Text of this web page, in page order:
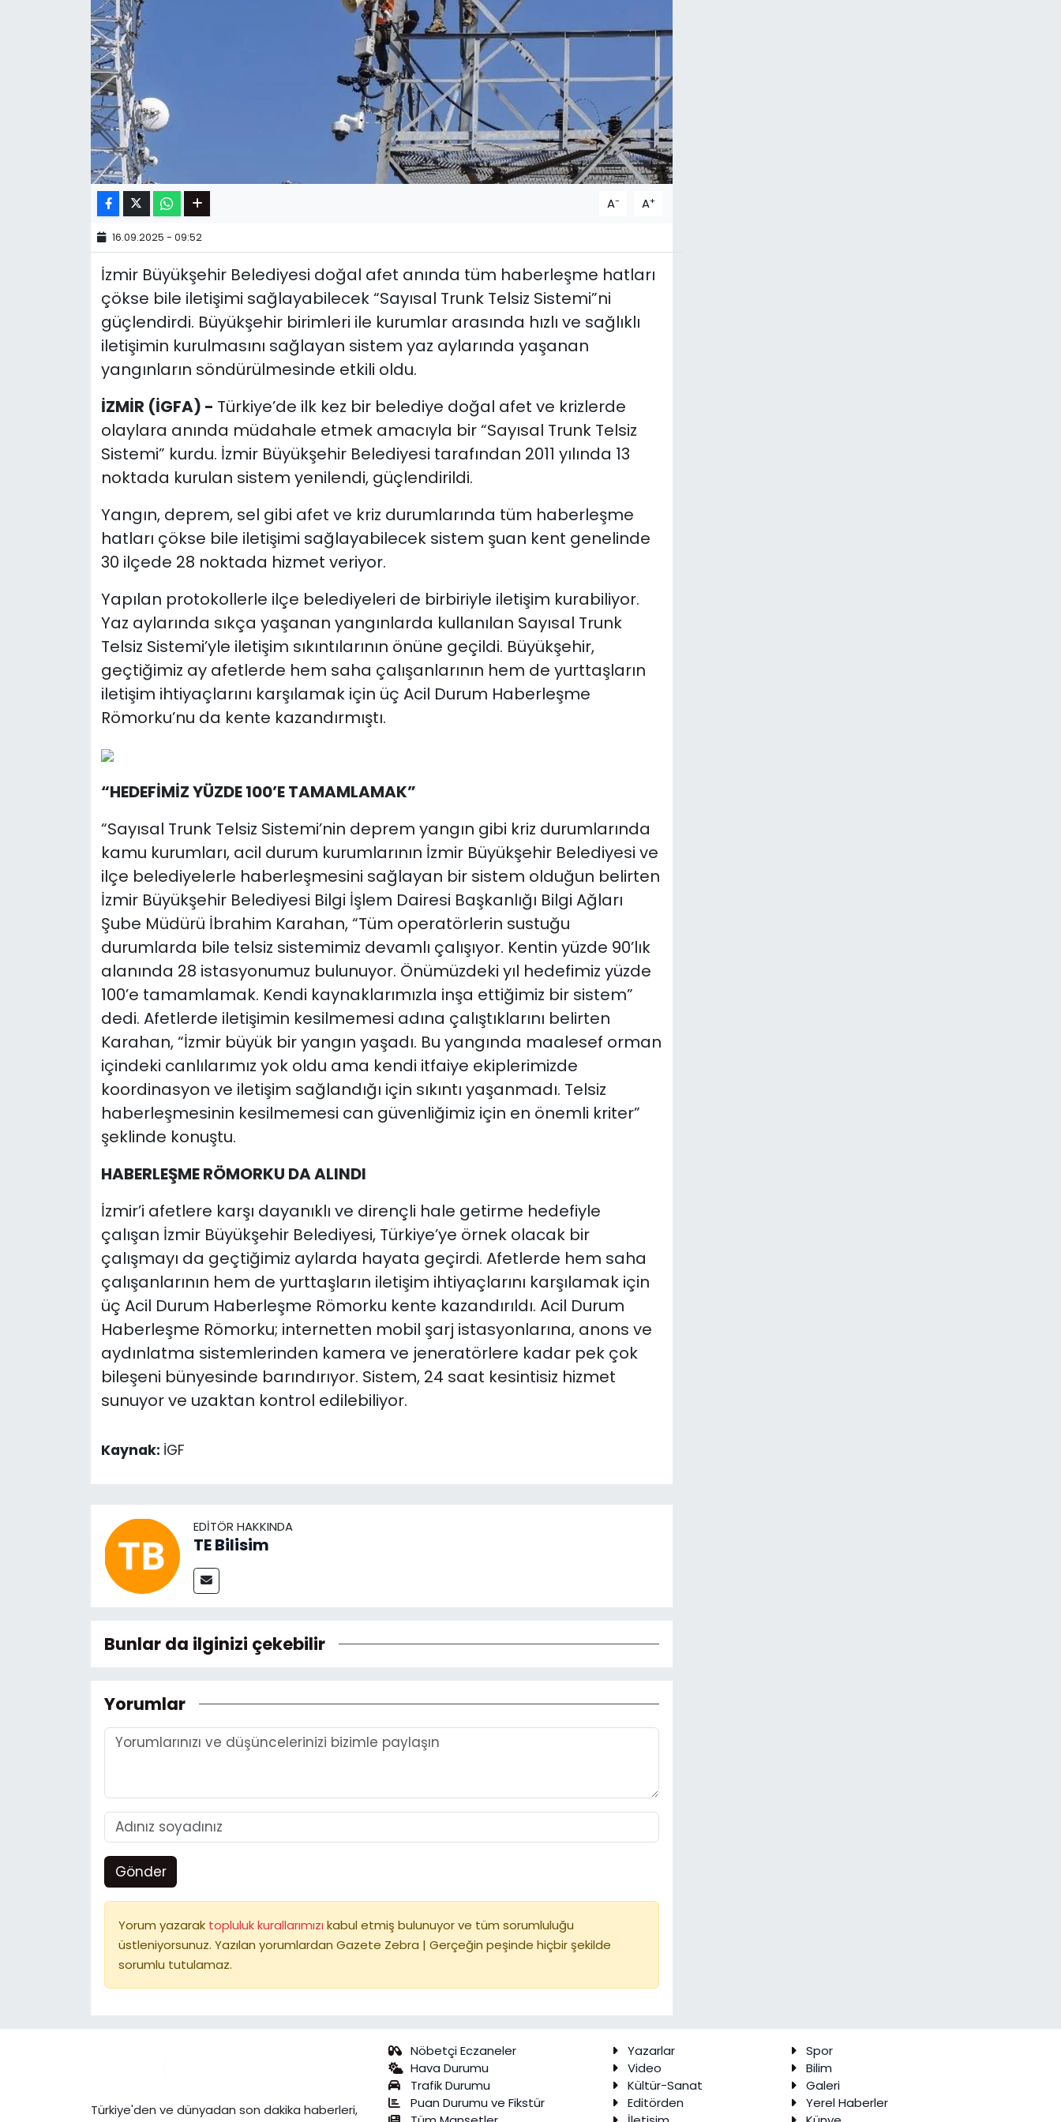
A- A+
16.09.2025 - 09:52
İzmir Büyükşehir Belediyesi doğal afet anında tüm haberleşme hatları
çökse bile iletişimi sağlayabilecek “Sayısal Trunk Telsiz Sistemi”ni
güçlendirdi. Büyükşehir birimleri ile kurumlar arasında hızlı ve sağlıklı
iletişimin kurulmasını sağlayan sistem yaz aylarında yaşanan
yangınların söndürülmesinde etkili oldu.
İZMİR (İGFA) - Türkiye’de ilk kez bir belediye doğal afet ve krizlerde
olaylara anında müdahale etmek amacıyla bir “Sayısal Trunk Telsiz
Sistemi” kurdu. İzmir Büyükşehir Belediyesi tarafından 2011 yılında 13
noktada kurulan sistem yenilendi, güçlendirildi.
Yangın, deprem, sel gibi afet ve kriz durumlarında tüm haberleşme
hatları çökse bile iletişimi sağlayabilecek sistem şuan kent genelinde
30 ilçede 28 noktada hizmet veriyor.
Yapılan protokollerle ilçe belediyeleri de birbiriyle iletişim kurabiliyor.
Yaz aylarında sıkça yaşanan yangınlarda kullanılan Sayısal Trunk
Telsiz Sistemi’yle iletişim sıkıntılarının önüne geçildi. Büyükşehir,
geçtiğimiz ay afetlerde hem saha çalışanlarının hem de yurttaşların
iletişim ihtiyaçlarını karşılamak için üç Acil Durum Haberleşme
Römorku’nu da kente kazandırmıştı.
“HEDEFİMİZ YÜZDE 100’E TAMAMLAMAK”
“Sayısal Trunk Telsiz Sistemi’nin deprem yangın gibi kriz durumlarında
kamu kurumları, acil durum kurumlarının İzmir Büyükşehir Belediyesi ve
ilçe belediyelerle haberleşmesini sağlayan bir sistem olduğun belirten
İzmir Büyükşehir Belediyesi Bilgi İşlem Dairesi Başkanlığı Bilgi Ağları
Şube Müdürü İbrahim Karahan, “Tüm operatörlerin sustuğu
durumlarda bile telsiz sistemimiz devamlı çalışıyor. Kentin yüzde 90’lık
alanında 28 istasyonumuz bulunuyor. Önümüzdeki yıl hedefimiz yüzde
100’e tamamlamak. Kendi kaynaklarımızla inşa ettiğimiz bir sistem”
dedi. Afetlerde iletişimin kesilmemesi adına çalıştıklarını belirten
Karahan, “İzmir büyük bir yangın yaşadı. Bu yangında maalesef orman
içindeki canlılarımız yok oldu ama kendi itfaiye ekiplerimizde
koordinasyon ve iletişim sağlandığı için sıkıntı yaşanmadı. Telsiz
haberleşmesinin kesilmemesi can güvenliğimiz için en önemli kriter”
şeklinde konuştu.
HABERLEŞME RÖMORKU DA ALINDI
İzmir’i afetlere karşı dayanıklı ve dirençli hale getirme hedefiyle
çalışan İzmir Büyükşehir Belediyesi, Türkiye’ye örnek olacak bir
çalışmayı da geçtiğimiz aylarda hayata geçirdi. Afetlerde hem saha
çalışanlarının hem de yurttaşların iletişim ihtiyaçlarını karşılamak için
üç Acil Durum Haberleşme Römorku kente kazandırıldı. Acil Durum
Haberleşme Römorku; internetten mobil şarj istasyonlarına, anons ve
aydınlatma sistemlerinden kamera ve jeneratörlere kadar pek çok
bileşeni bünyesinde barındırıyor. Sistem, 24 saat kesintisiz hizmet
sunuyor ve uzaktan kontrol edilebiliyor.
Kaynak: İGF
EDITÖR HAKKINDA
TE Bilisim
Bunlar da ilginizi çekebilir
Yorumlar
Gönder
Yorum yazarak topluluk kurallarımızı kabul etmiş bulunuyor ve tüm sorumluluğu
üstleniyorsunuz. Yazılan yorumlardan Gazete Zebra | Gerçeğin peşinde hiçbir şekilde
sorumlu tutulamaz.
Türkiye'den ve dünyadan son dakika haberleri,
Nöbetçi Eczaneler
Hava Durumu
Trafik Durumu
Puan Durumu ve Fikstür
Yazarlar
Spor
Video
Bilim
Kültür-Sanat
Galeri
Editörden
Yerel Haberler